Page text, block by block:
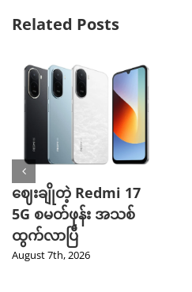
Related Posts
ဈေးချိုတဲ့ Redmi 17
5G စမတ်ဖုန်း အသစ်
ထွက်လာပြီ
August 7th, 2026